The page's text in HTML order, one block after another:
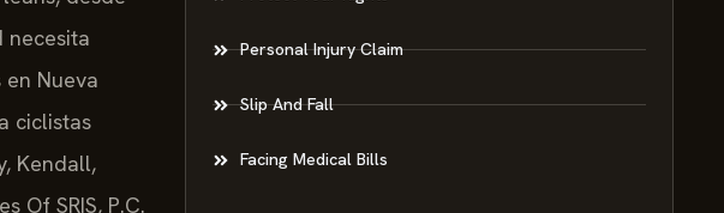
necesita
Nueva
ciclistas
Kendall,
Of SRIS, P.C.
Personal Injury Claim
Slip And Fall
Facing Medical Bills